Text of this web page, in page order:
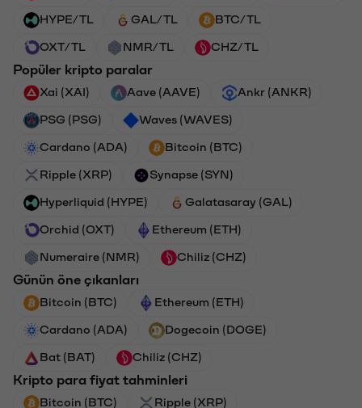
HYPE/TL GAL/TL BTC/TL
OXT/TL NMR/TL CHZ/TL
Popüler kripto paralar
Xai (XAI) Aave (AAVE) Ankr (ANKR)
PSG (PSG) Waves (WAVES)
Cardano (ADA) Bitcoin (BTC)
Ripple (XRP) Synapse (SYN)
Hyperliquid (HYPE) Galatasaray (GAL)
Orchid (OXT) Ethereum (ETH)
Numeraire (NMR) Chiliz (CHZ)
Günün öne çıkanları
Bitcoin (BTC) Ethereum (ETH)
Cardano (ADA) Dogecoin (DOGE)
Bat (BAT) Chiliz (CHZ)
Kripto para fiyat tahminleri
Bitcoin (BTC) Ripple (XRP)